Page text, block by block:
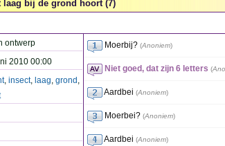
laag bij de grond hoort (7)
ontwerp
2010 00:00
, insect, laag, grond ,
Moerbij? (Anoniem)
Niet goed, dat zijn 6 letters (
Aardbei (Anoniem)
Moerbei? (Anoniem)
Aardbei (Anoniem)